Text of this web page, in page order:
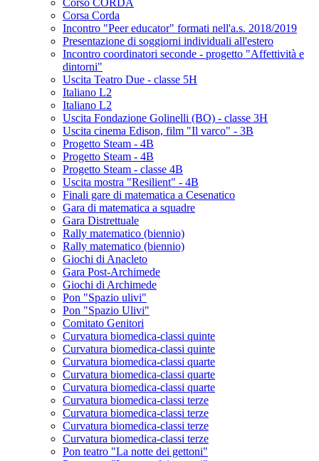
Corso CORDA
Corsa Corda
Incontro "Peer educator" formati nell'a.s. 2018/2019
Presentazione di soggiorni individuali all'estero
Incontro coordinatori seconde - progetto "Affettività e
dintorni"
Uscita Teatro Due - classe 5H
Italiano L2
Italiano L2
Uscita Fondazione Golinelli (BO) - classe 3H
Uscita cinema Edison, film "Il varco" - 3B
Progetto Steam - 4B
Progetto Steam - 4B
Progetto Steam - classe 4B
Uscita mostra "Resilient" - 4B
Finali gare di matematica a Cesenatico
Gara di matematica a squadre
Gara Distrettuale
Rally matematico (biennio)
Rally matematico (biennio)
Giochi di Anacleto
Gara Post-Archimede
Giochi di Archimede
Pon "Spazio ulivi"
Pon "Spazio Ulivi"
Comitato Genitori
Curvatura biomedica-classi quinte
Curvatura biomedica-classi quinte
Curvatura biomedica-classi quarte
Curvatura biomedica-classi quarte
Curvatura biomedica-classi quarte
Curvatura biomedica-classi terze
Curvatura biomedica-classi terze
Curvatura biomedica-classi terze
Curvatura biomedica-classi terze
Pon teatro "La notte dei gettoni"